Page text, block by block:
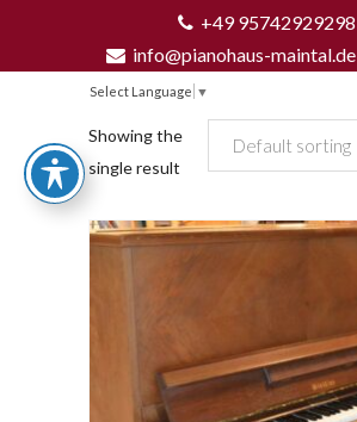
+49 95742929298
info@pianohaus-maintal.de
Select Language ▼
Showing the
single result
Default sorting